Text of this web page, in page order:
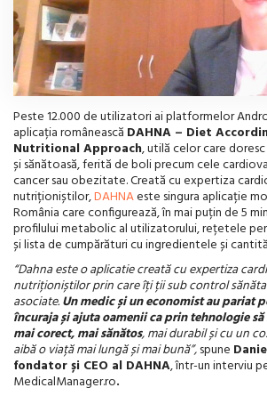
Peste 12.000 de utilizatori ai platformelor
aplicația românească DAHNA – Diet
Nutritional Approach, utilă celor care
și sănătoasă, ferită de boli precum cele
cancer sau obezitate. Creată cu expertiza
nutriționiștilor,DAHNAeste singura aplicație
România care configurează, în mai puțin de 5
profilului metabolic al utilizatorului, rețetele
și lista de cumpărături cu ingredientele și
“Dahna este o aplicatie creată cu expertiza
nutriționiștilor prin care îți ții sub control
asociate.Un medic și un economist au pariat
încuraja și ajuta oamenii ca prin tehnologie
mai corect, mai sănătos, mai durabil și cu un
aibă o viață mai lungă și mai bună”,spune
fondator și CEO al DAHNA, într-un interviu
MedicalManager.ro.